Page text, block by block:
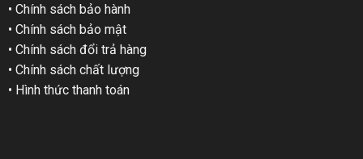
• Chính sách bảo hành
• Chính sách bảo mật
• Chính sách đổi trả hàng
• Chính sách chất lượng
• Hình thức thanh toán